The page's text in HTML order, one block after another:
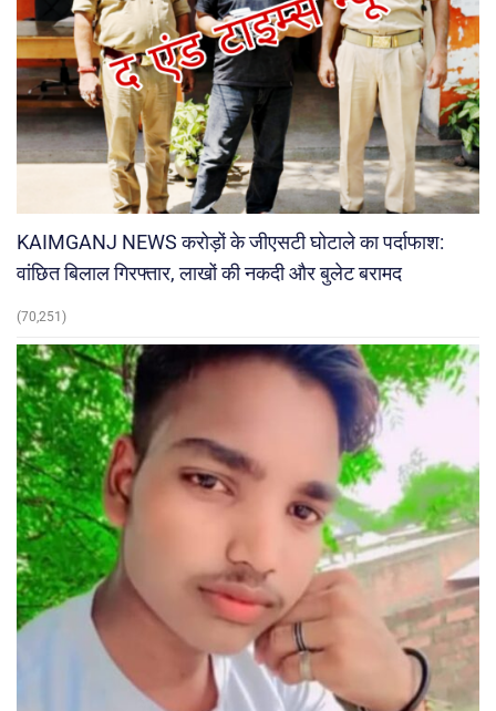
KAIMGANJ NEWS करोड़ों के जीएसटी घोटाले का पर्दाफाश:
वांछित बिलाल गिरफ्तार, लाखों की नकदी और बुलेट बरामद
(70,251)